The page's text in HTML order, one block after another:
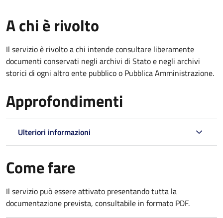
A chi è rivolto
Il servizio è rivolto a chi intende consultare liberamente
documenti conservati negli archivi di Stato e negli archivi
storici di ogni altro ente pubblico o Pubblica Amministrazione.
Approfondimenti
Ulteriori informazioni
Come fare
Il servizio può essere attivato presentando tutta la
documentazione prevista, consultabile in formato PDF.